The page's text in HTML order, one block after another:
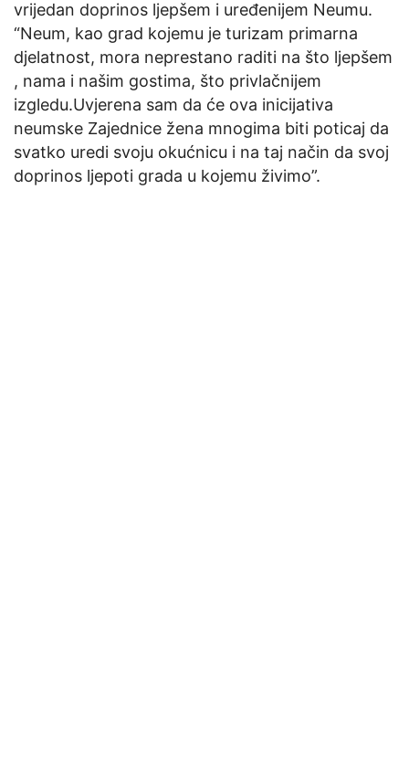
vrijedan doprinos ljepšem i uređenijem Neumu.
“Neum, kao grad kojemu je turizam primarna
djelatnost, mora neprestano raditi na što ljepšem
, nama i našim gostima, što privlačnijem
izgledu.Uvjerena sam da će ova inicijativa
neumske Zajednice žena mnogima biti poticaj da
svatko uredi svoju okućnicu i na taj način da svoj
doprinos ljepoti grada u kojemu živimo”.